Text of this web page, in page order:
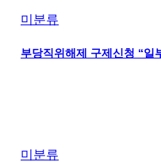
미분류
부당직위해제 구제신청 “일
미분류